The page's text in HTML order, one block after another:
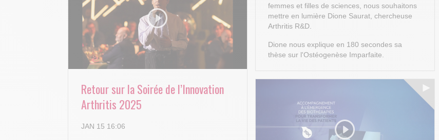
femmes et filles de sciences, nous souhaitons
mettre en lumière Dione Saurat, chercheuse
Arthritis R&D.
Dione nous explique en 180 secondes sa
thèse sur l'Ostéogenèse Imparfaite.
Retour sur la Soirée de l’Innovation
Arthritis 2025
JAN 15 16:06